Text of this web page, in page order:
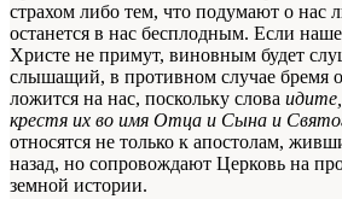
страхом либо тем, что подумают о нас
останется в нас бесплодным. Если
Христе не примут, виновным будет
слышащий, в противном случае бремя
ложится на нас, поскольку слова
крестя их во имя Отца и Сына и
относятся не только к апостолам,
назад, но сопровождают Церковь на
земной истории.